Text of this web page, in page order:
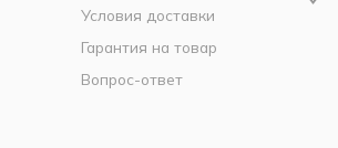
Условия доставки
Гарантия на товар
Вопрос-ответ